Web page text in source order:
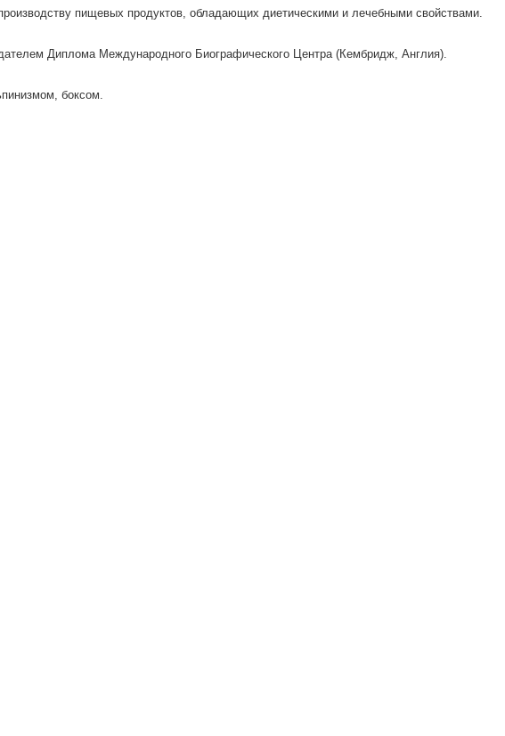
пищевых продуктов, обладающих диетическими и лечебными свойствами.
Диплома Международного Биографического Центра (Кембридж, Англия).
боксом.